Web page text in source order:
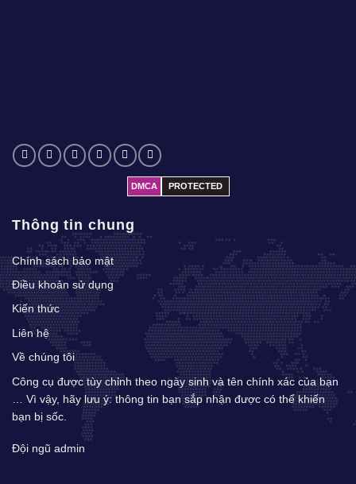
DMCA PROTECTED
Thông tin chung
Chính sách bảo mật
Điều khoản sử dụng
Kiến thức
Liên hệ
Về chúng tôi
Công cụ được tùy chỉnh theo ngày sinh và tên chính xác của bạn
… Vì vậy, hãy lưu ý: thông tin bạn sắp nhận được có thể khiến
bạn bị sốc.
Đội ngũ admin